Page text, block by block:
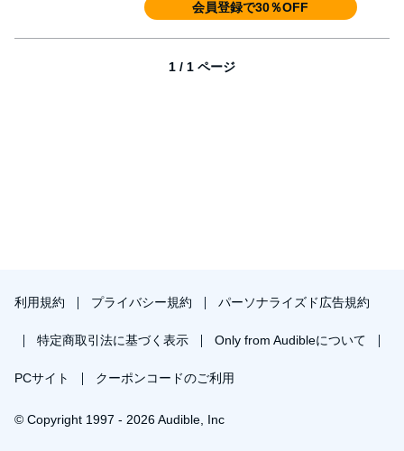
会員登録で30％OFF
1 / 1 ページ
利用規約 プライバシー規約 パーソナライズド広告規約
特定商取引法に基づく表示 Only from Audibleについて
PCサイト クーポンコードのご利用
© Copyright 1997 - 2026 Audible, Inc